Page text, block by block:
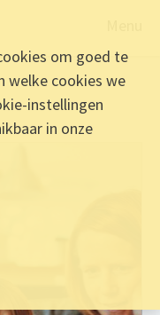
om goed te
welke cookies we
instellingen
in onze